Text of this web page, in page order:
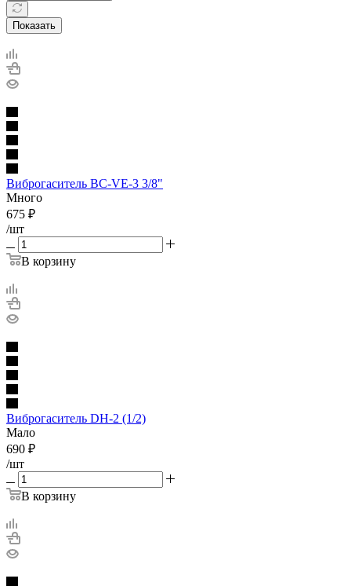
Показать
Виброгаситель BC-VE-3 3/8"
Много
675 ₽
/шт
В корзину
Виброгаситель DH-2 (1/2)
Мало
690 ₽
/шт
В корзину